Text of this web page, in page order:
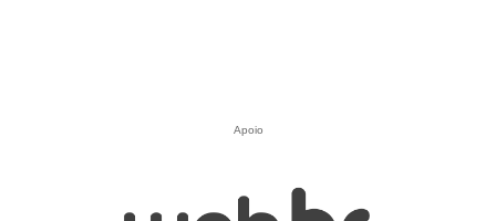
Apoio